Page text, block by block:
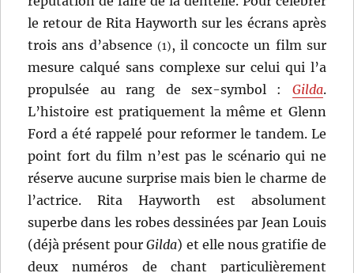
le retour de Rita Hayworth sur les écrans après
trois ans d’absence (1), il concocte un film sur
mesure calqué sans complexe sur celui qui l’a
propulsée au rang de sex-symbol : Gilda.
L’histoire est pratiquement la même et Glenn
Ford a été rappelé pour reformer le tandem. Le
point fort du film n’est pas le scénario qui ne
réserve aucune surprise mais bien le charme de
l’actrice. Rita Hayworth est absolument
superbe dans les robes dessinées par Jean Louis
(déjà présent pourGilda) et elle nous gratifie de
deux numéros de chant particulièrement